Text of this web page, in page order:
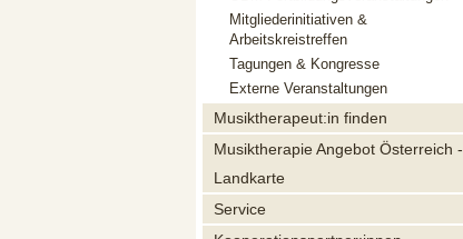
Mitgliederinitiativen &
Arbeitskreistreffen
Tagungen & Kongresse
Externe Veranstaltungen
Musiktherapeut:in finden
Musiktherapie Angebot Österreich -
Landkarte
Service